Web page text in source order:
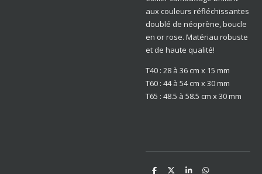
aux couleurs réfléchissantes
doublé de néoprène, boucle
en or rose. Matériau robuste
et de haute qualité!
T40 : 28 à 36 cm x 15 mm
T60 : 44 à 54 cm x 30 mm
T65 : 48.5 à 58.5 cm x 30 mm